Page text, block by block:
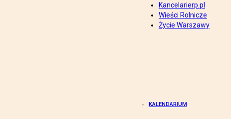
Kancelarierp.pl
Wieści Rolnicze
Życie Warszawy
KALENDARIUM